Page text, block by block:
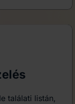
találati listán,